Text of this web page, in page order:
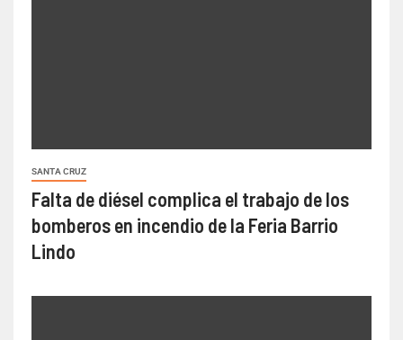
SANTA CRUZ
Falta de diésel complica el trabajo de los
bomberos en incendio de la Feria Barrio
Lindo